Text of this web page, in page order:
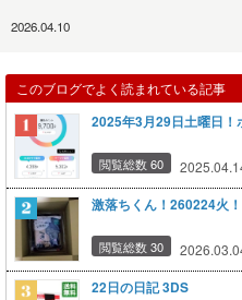
2026.04.10
このブログでよく読まれている記事
2025年3月29日土曜日！
閲覧総数 60
激落ちくん！260224火！
閲覧総数 30
22日の日記 3DS